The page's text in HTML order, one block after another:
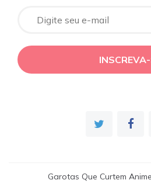
Garotas Que Curtem